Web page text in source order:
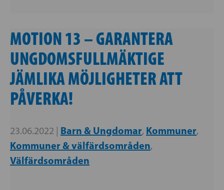
MOTION 13 – GARANTERA
UNGDOMSFULLMÄKTIGE
JÄMLIKA MÖJLIGHETER ATT
PÅVERKA!
23.06.2022 | Barn & Ungdomar, Kommuner,
Kommuner & välfärdsområden,
Välfärdsområden